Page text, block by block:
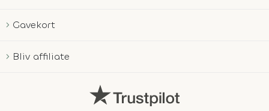
Gavekort
Bliv affiliate